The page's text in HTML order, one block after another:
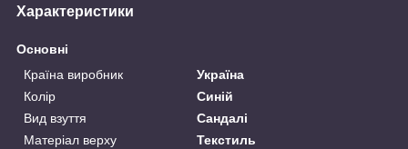
Характеристики
Основні
Країна виробник
Україна
Колір
Синій
Вид взуття
Сандалі
Матеріал верху
Текстиль